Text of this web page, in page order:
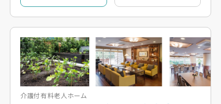
介護付有料老人ホーム